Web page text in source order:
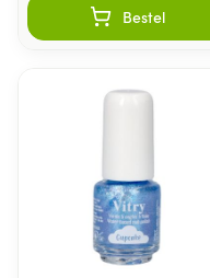
Bestel